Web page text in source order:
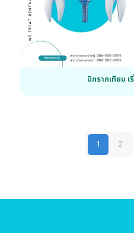
ปักรากเทียม
1 2